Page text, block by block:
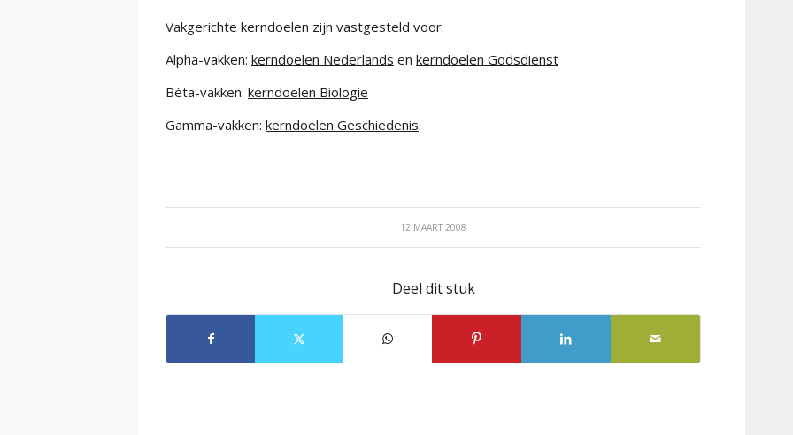
Vakgerichte kerndoelen zijn vastgesteld voor:
Alpha-vakken: kerndoelen Nederlands en kerndoelen Godsdienst
Bèta-vakken: kerndoelen Biologie
Gamma-vakken: kerndoelen Geschiedenis.
12 MAART 2008
Deel dit stuk